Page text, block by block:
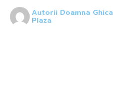
Autorii Doamna Ghica
Plaza